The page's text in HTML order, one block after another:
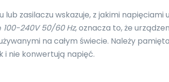
lub zasilaczu wskazuje, z jakimi
100-240V 50/60 Hz, oznacza to, że
na całym świecie. Należy
i nie konwertują napięć.